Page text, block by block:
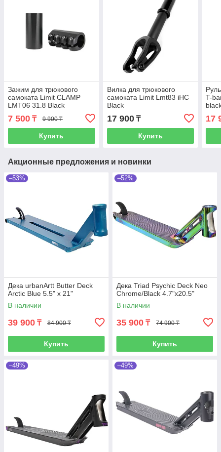
Зажим для трюкового
самоката Limit CLAMP
LMT06 31.8 Black
7 500 ₸ 9 900 ₸
Купить
Вилка для трюкового
самоката Limit Lmt83 iHC
Black
17 900₸
Купить
T-
17
Акционные предложения и новинки
–53%
Дека urbanArtt Butter Deck
Arctic Blue 5.5" x 21"
В наличии
39 900 ₸ 84 900 ₸
Купить
–52%
Дека Triad Psychic Deck Neo
Chrome/Black 4.7"x20.5"
В наличии
35 900 ₸ 74 900 ₸
Купить
–49% –49%